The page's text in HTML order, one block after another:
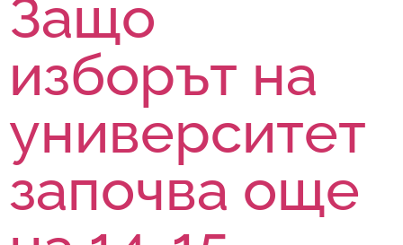
Защо
изборът на
университет
започва още